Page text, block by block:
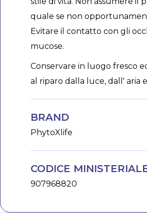
quale se non
Evitare il contatto con gli
mucose.
Conservare in luogo fresco
al riparo dalla luce, dall' aria
BRAND
PhytoXlife
CODICE
907968820